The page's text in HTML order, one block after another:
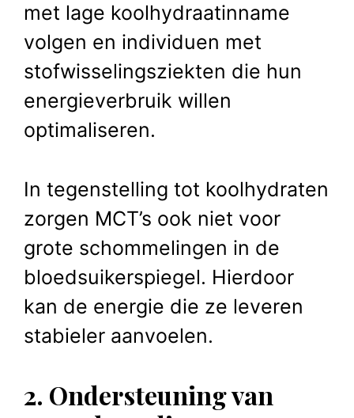
met lage koolhydraatinname
volgen en individuen met
stofwisselingsziekten die hun
energieverbruik willen
optimaliseren.
In tegenstelling tot koolhydraten
zorgen MCT’s ook niet voor
grote schommelingen in de
bloedsuikerspiegel. Hierdoor
kan de energie die ze leveren
stabieler aanvoelen.
2. Ondersteuning van